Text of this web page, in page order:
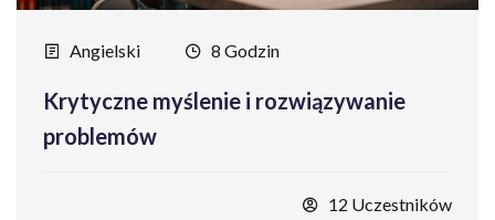
Angielski 8 Godzin
Krytyczne myślenie i rozwiązywanie
problemów
12 Uczestników